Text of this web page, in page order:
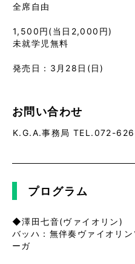
全席自由
1,500円(当日2,000円)
未就学児無料
発売日： 3月28日(日)
お問い合わせ
K.G.A.事務局 TEL.072-
プログラム
◆澤田七音(ヴァイオリン)
バッハ：無伴奏ヴァイオリ
ーガ